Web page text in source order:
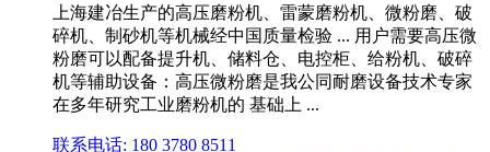
上海建冶生产的高压磨粉机、雷蒙磨粉机、微粉磨、破
碎机、制砂机等机械经中国质量检验 ... 用户需要高压微
粉磨可以配备提升机、储料仓、电控柜、给粉机、破碎
机等辅助设备：高压微粉磨是我公同耐磨设备技术专家
在多年研究工业磨粉机的 基础上 ...
联系电话: 180 3780 8511